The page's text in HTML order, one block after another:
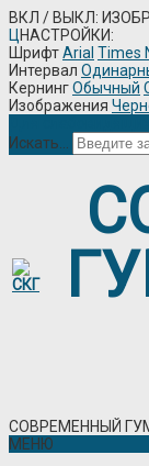
ВКЛ / ВЫКЛ:
ЦНАСТРОЙКИ:
ШрифтArial Times
Интервал
КернингОбычный
Изображения
Искать...
СОВРЕМЕННЫЙ
МЕНЮ